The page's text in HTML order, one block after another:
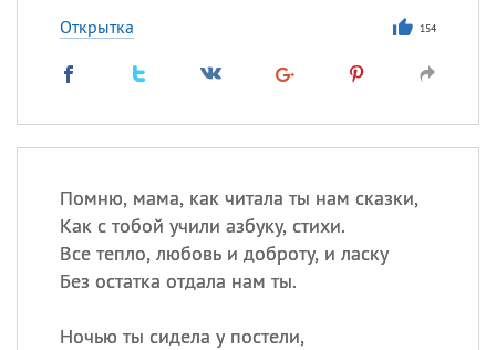
Открытка 154
Помню, мама, как читала ты нам сказки,
Как с тобой учили азбуку, стихи.
Все тепло, любовь и доброту, и ласку
Без остатка отдала нам ты.
Ночью ты сидела у постели,